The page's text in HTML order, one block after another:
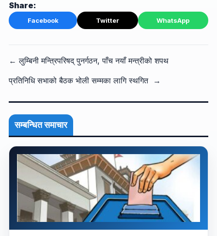
Share:
Facebook Twitter WhatsApp
← लुम्बिनी मन्त्रिपरिषद् पुनर्गठन, पाँच नयाँ मन्त्रीको शपथ
प्रतिनिधि सभाको बैठक भोली सम्मका लागि स्थगित →
सम्बन्धित समाचार